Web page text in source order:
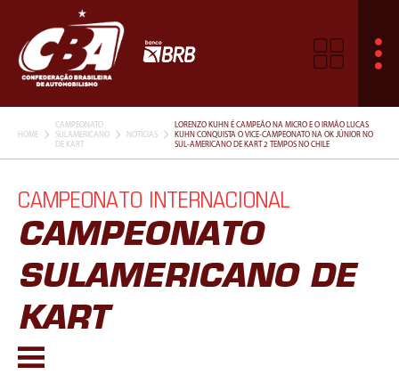
HOME
CAMPEONATO
SULAMERICANO
DE KART
NOTÍCIAS
LORENZO KUHN É CAMPEÃO NA MICRO E O IRMÃO LUCAS
KUHN CONQUISTA O VICE-CAMPEONATO NA OK JÚNIOR NO
SUL-AMERICANO DE KART 2 TEMPOS NO CHILE
CAMPEONATO INTERNACIONAL
CAMPEONATO
SULAMERICANO DE
KART